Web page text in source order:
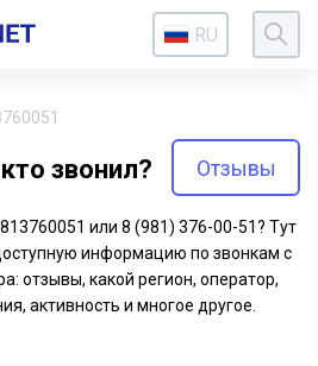
RU
звонил? Отзывы
или 8 (981) 376-00-51? Тут
информацию по звонкам с
отзывы, какой регион, оператор,
активность и многое другое.